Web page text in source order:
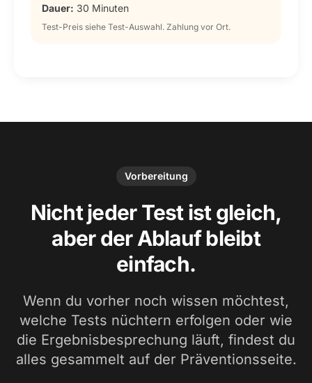
Dauer: 30 Minuten
Test-Preis siehe Test-Auswahl. Zahlung vor Ort.
Vorbereitung
Nicht jeder Test ist gleich,
aber der Ablauf bleibt
einfach.
Wenn du vorher noch wissen möchtest,
welche Tests nüchtern erfolgen oder wie
die Ergebnisbesprechung läuft, findest du
alles gesammelt auf der Präventionsseite.